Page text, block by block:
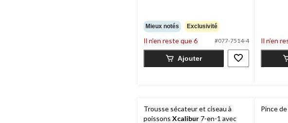
Mieux notés Exclusivité
Il n’en reste que 6 #077-7514-4
Ajouter
Il n’en
Trousse sécateur et ciseau à
poissonsXcalibur 7-en-1 avec
Pince